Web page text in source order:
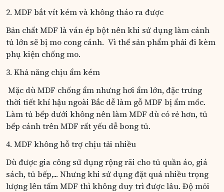
2. MDF bắt vít kém và không tháo ra được
Bản chất MDF là ván ép bột nên khi sử dụng làm cánh
tủ lớn sẽ bị mo cong cánh. Vì thế sản phẩm phải đi kèm
phụ kiện chống mo.
3. Khả năng chịu ẩm kém
Mặc dù MDF chống ẩm nhưng hơi ẩm lớn, đặc trưng
thời tiết khí hậu ngoài Bắc dễ làm gỗ MDF bị ẩm mốc.
Làm tủ bếp dưới không nên làm MDF dù có rẻ hơn, tủ
bếp cánh trên MDF rất yếu dễ bong tủ.
4. MDF không hỗ trợ chịu tải nhiều
Dù được gia công sử dụng rộng rãi cho tủ quần áo, giá
sách, tủ bếp,... Nhưng khi sử dụng đặt quá nhiều trọng
lượng lên tấm MDF thì không duy trì được lâu. Độ mỏi